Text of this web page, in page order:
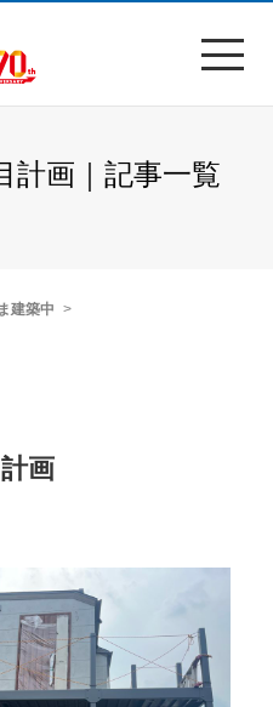
計画｜記事一覧
建築中
画